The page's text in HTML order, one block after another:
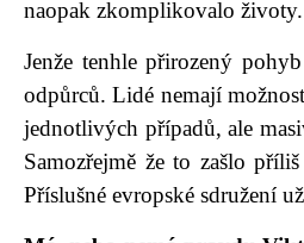
naopak zkomplikovalo
Jenže tenhle přirozený
odpůrců. Lidé nemají
jednotlivých případů, ale
Samozřejmě že to zašlo
Příslušné evropské sdružení